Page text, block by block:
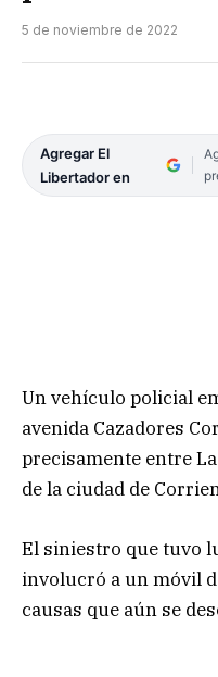
5 de noviembre de 2022
Agregar El
Libertador en
Un vehículo policial
avenida Cazadores
precisamente entre
de la ciudad de
El siniestro que tuvo
involucró a un móvil
causas que aún se